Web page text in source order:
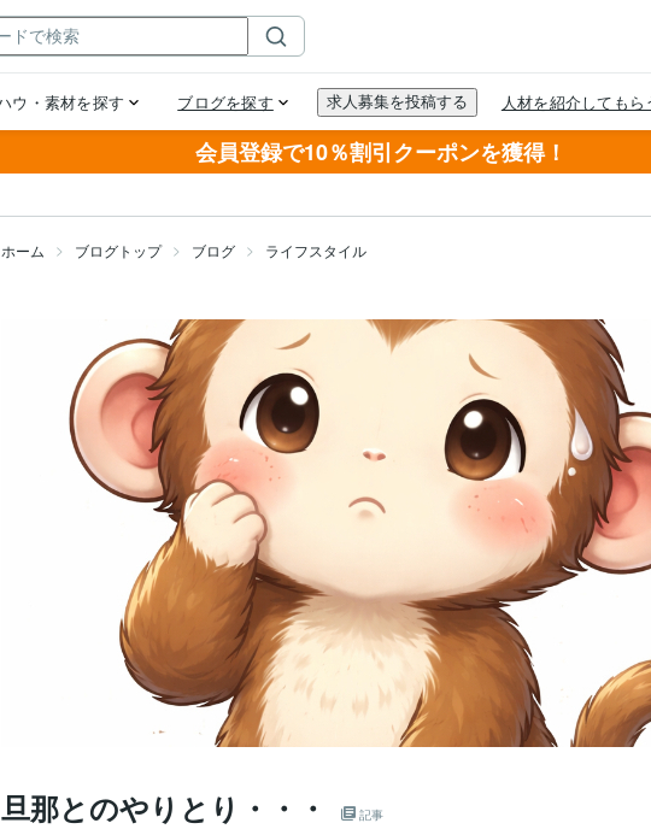
会員登録で10％割引クーポンを獲得！
ホーム ブログトップ ブログ ライフスタイル
旦那とのやりとり・・・ 記事